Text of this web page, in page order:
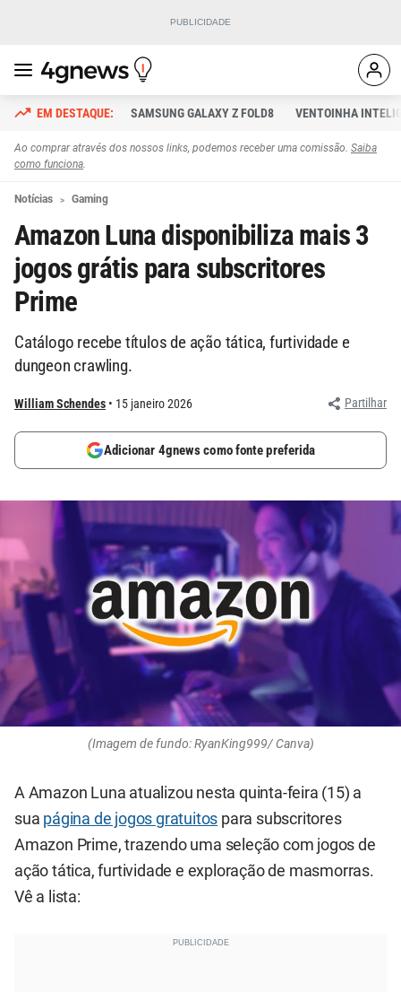
SAMSUNG GALAXY Z FOLD8 VENTOINHA
Ao comprar através dos nossos links, podemos receber uma comissão. Saiba
como funciona.
Notícias Gaming
Amazon Luna disponibiliza mais 3
jogos grátis para subscritores
Prime
Catálogo recebe títulos de ação tática, furtividade e
dungeon crawling.
William Schendes 15 janeiro 2026 Partilhar
Adicionar 4gnews como fonte preferida
(Imagem de fundo: RyanKing999/ Canva)
A Amazon Luna atualizou nesta quinta-feira (15) a
sua página de jogos gratuitos para subscritores
Amazon Prime, trazendo uma seleção com jogos de
ação tática, furtividade e exploração de masmorras.
Vê a lista: